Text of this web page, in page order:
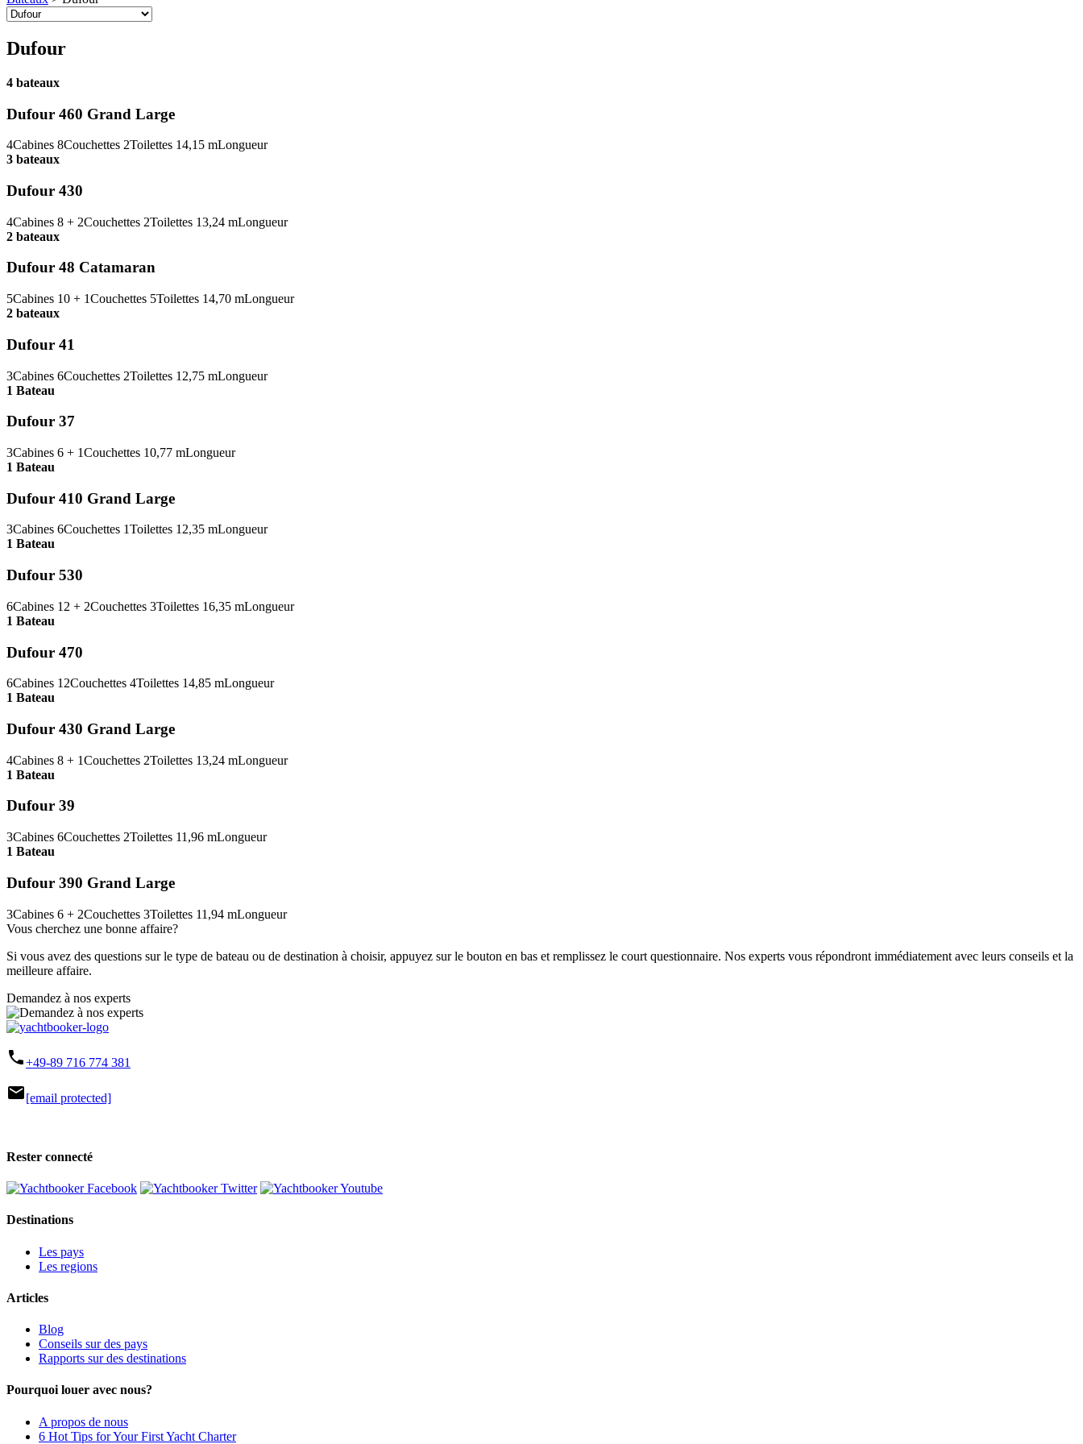
Dufour
4 bateaux
Dufour 460 Grand Large
4Cabines 8Couchettes 2Toilettes 14,15 mLongueur
3 bateaux
Dufour 430
4Cabines 8 + 2Couchettes 2Toilettes 13,24 mLongueur
2 bateaux
Dufour 48 Catamaran
5Cabines 10 + 1Couchettes 5Toilettes 14,70 mLongueur
2 bateaux
Dufour 41
3Cabines 6Couchettes 2Toilettes 12,75 mLongueur
1 Bateau
Dufour 37
3Cabines 6 + 1Couchettes 10,77 mLongueur
1 Bateau
Dufour 410 Grand Large
3Cabines 6Couchettes 1Toilettes 12,35 mLongueur
1 Bateau
Dufour 530
6Cabines 12 + 2Couchettes 3Toilettes 16,35 mLongueur
1 Bateau
Dufour 470
6Cabines 12Couchettes 4Toilettes 14,85 mLongueur
1 Bateau
Dufour 430 Grand Large
4Cabines 8 + 1Couchettes 2Toilettes 13,24 mLongueur
1 Bateau
Dufour 39
3Cabines 6Couchettes 2Toilettes 11,96 mLongueur
1 Bateau
Dufour 390 Grand Large
3Cabines 6 + 2Couchettes 3Toilettes 11,94 mLongueur
Vous cherchez une bonne affaire?
Si vous avez des questions sur le type de bateau ou de destination à choisir, appuyez sur le bouton en bas et remplissez le court questionnaire. Nos experts vous répondront immédiatement avec leurs conseils et la
meilleure affaire.
Demandez à nos experts
phone+49-89 716 774 381
mail[email protected]
Rester connecté
Destinations
Les pays
Les regions
Articles
Blog
Conseils sur des pays
Rapports sur des destinations
Pourquoi louer avec nous?
A propos de nous
6 Hot Tips for Your First Yacht Charter